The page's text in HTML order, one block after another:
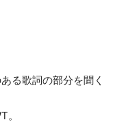
る歌詞の部分を聞く